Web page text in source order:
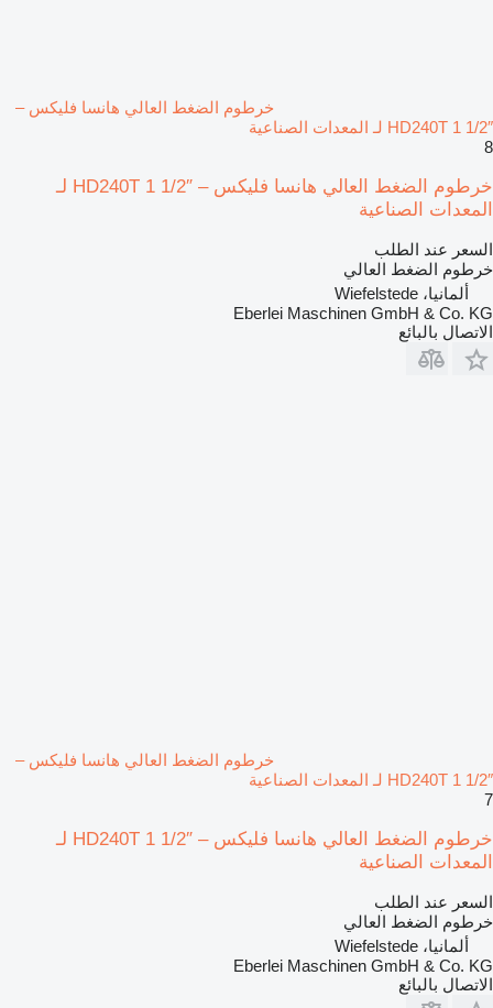
خرطوم الضغط العالي هانسا فليكس –
HD240T 1 1/2″ لـ المعدات الصناعية
8
خرطوم الضغط العالي هانسا فليكس – HD240T 1 1/2″ لـ
المعدات الصناعية
السعر عند الطلب
خرطوم الضغط العالي
ألمانيا، Wiefelstede
Eberlei Maschinen GmbH & Co. KG
الاتصال بالبائع
خرطوم الضغط العالي هانسا فليكس –
HD240T 1 1/2″ لـ المعدات الصناعية
7
خرطوم الضغط العالي هانسا فليكس – HD240T 1 1/2″ لـ
المعدات الصناعية
السعر عند الطلب
خرطوم الضغط العالي
ألمانيا، Wiefelstede
Eberlei Maschinen GmbH & Co. KG
الاتصال بالبائع